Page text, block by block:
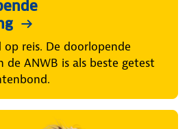
op reis. De doorlopende
de ANWB is als beste getest